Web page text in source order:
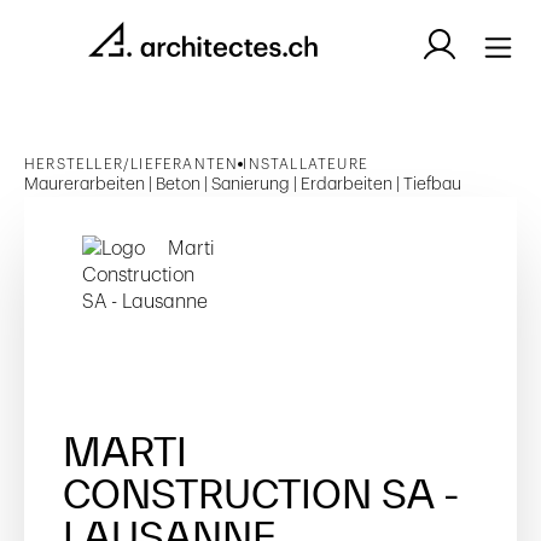
HERSTELLER/LIEFERANTEN INSTALLATEURE
Maurerarbeiten | Beton | Sanierung | Erdarbeiten | Tiefbau
MARTI
CONSTRUCTION SA -